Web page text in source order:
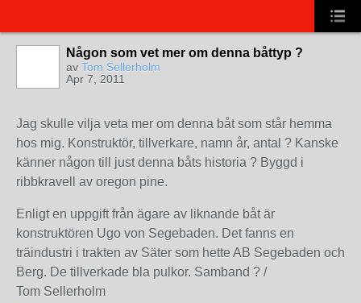
Någon som vet mer om denna båttyp ?
av Tom Sellerholm
Apr 7, 2011
Jag skulle vilja veta mer om denna båt som står hemma
hos mig. Konstruktör, tillverkare, namn år, antal ? Kanske
känner någon till just denna båts historia ? Byggd i
ribbkravell av oregon pine.
Enligt en uppgift från ägare av liknande båt är
konstruktören Ugo von Segebaden. Det fanns en
träindustri i trakten av Säter som hette AB Segebaden och
Berg. De tillverkade bla pulkor. Samband ? /
Tom Sellerholm